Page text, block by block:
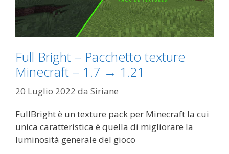
Full Bright – Pacchetto texture
Minecraft – 1.7 → 1.21
20 Luglio 2022 da Siriane
FullBright è un texture pack per Minecraft la cui
unica caratteristica è quella di migliorare la
luminosità generale del gioco